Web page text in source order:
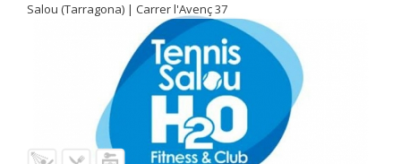
Salou (Tarragona) | Carrer l'Avenç 37